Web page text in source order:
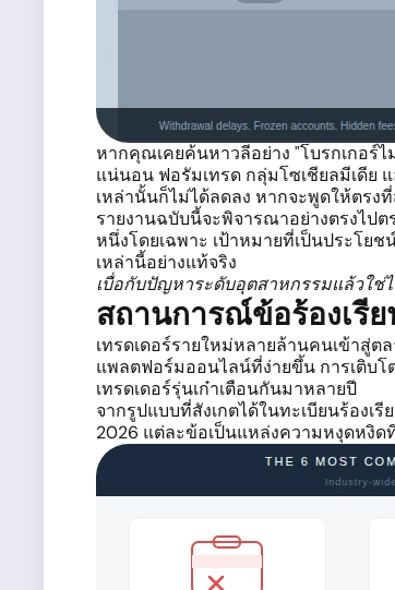
หากคุณเคยค้นหาวลีอย่าง "โบรกเกอร์
แน่นอน ฟอรัมเทรด กลุ่มโซเชียลมีเดีย
เหล่านั้นก็ไม่ได้ลดลง หากจะพูดให้ตรง
รายงานฉบับนี้จะพิจารณาอย่างตรงไป
หนึ่งโดยเฉพาะ เป้าหมายที่เป็นประโ
เหล่านี้อย่างแท้จริง
เบื่อกับปัญหาระดับอุตสาหกรรมแล้วใช่
สถานการณ์ข้อร้องเรี
เทรดเดอร์รายใหม่หลายล้านคนเข้าสู่
แพลตฟอร์มออนไลน์ที่ง่ายขึ้น การเติบ
เทรดเดอร์รุ่นเก๋าเตือนกันมาหลายปี
จากรูปแบบที่สังเกตได้ในทะเบียนร้อง
2026 แต่ละข้อเป็นแหล่งความหงุดหงิด